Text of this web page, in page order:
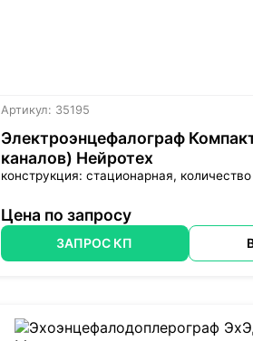
Артикул: 35195
Электроэнцефалограф
каналов) Нейротех
конструкция: стационарная,
Цена по запросу
ЗАПРОС КП